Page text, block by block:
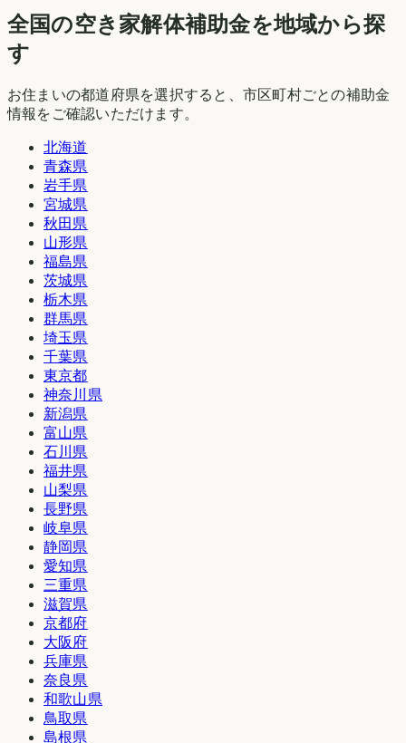
全国の空き家解体補助金を地域から探
す
お住まいの都道府県を選択すると、市区町村ごとの補助金
情報をご確認いただけます。
北海道
青森県
岩手県
宮城県
秋田県
山形県
福島県
茨城県
栃木県
群馬県
埼玉県
千葉県
東京都
神奈川県
新潟県
富山県
石川県
福井県
山梨県
長野県
岐阜県
静岡県
愛知県
三重県
滋賀県
京都府
大阪府
兵庫県
奈良県
和歌山県
鳥取県
島根県